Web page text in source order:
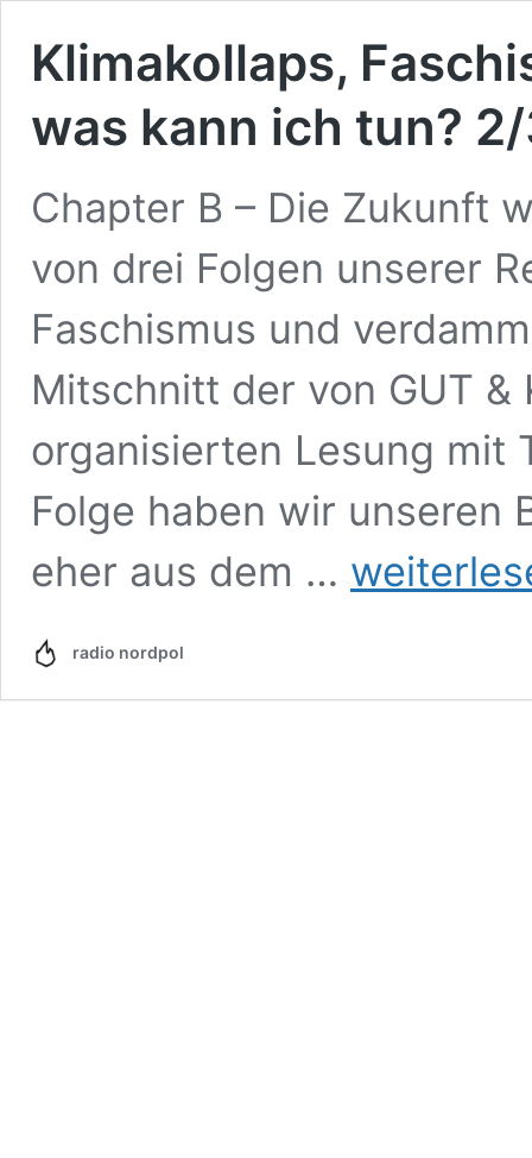
Klimakollaps,
was kann ich tun?
Chapter B – Die Zukunft
von drei Folgen unserer
Faschismus und
Mitschnitt der von GUT &
organisierten Lesung mit
Folge haben wir unseren
eher aus dem …
Klimakollaps,
Faschismus
ich
radio nordpol